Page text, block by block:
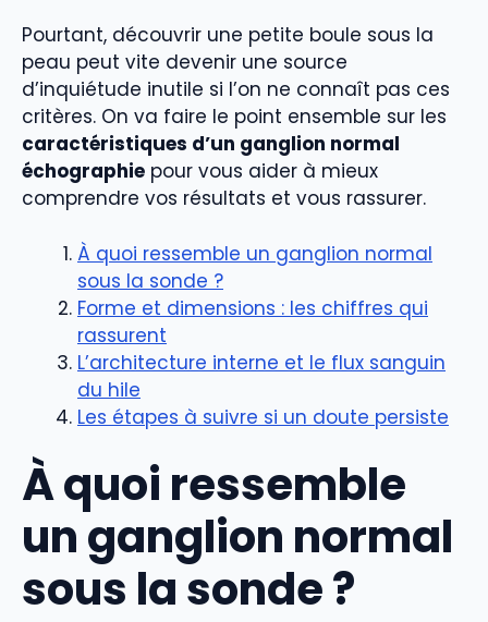
Pourtant, découvrir une petite boule sous la
peau peut vite devenir une source
d’inquiétude inutile si l’on ne connaît pas ces
critères. On va faire le point ensemble sur les
caractéristiques d’un ganglion normal
échographie pour vous aider à mieux
comprendre vos résultats et vous rassurer.
À quoi ressemble un ganglion normal
sous la sonde ?
Forme et dimensions : les chiffres qui
rassurent
L’architecture interne et le flux sanguin
du hile
Les étapes à suivre si un doute persiste
À quoi ressemble
un ganglion normal
sous la sonde ?